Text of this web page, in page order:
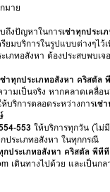
มาย
ถึงปัญหาในการเช่าทุกประ
ยมบริการในรูปแบบต่างๆไว้
ภทอสังหา ต้องประสบพบเจ
ช่าทุกประเภทอสังหา คริสตัล
ามเป็นจริง หากคลาดเคลื่อ
บริการตลอดระหว่างการเช่
553 ให้บริการทุกวัน (ไม่
ประเภทอสังหา ในทุกกรณี
กประเภทอสังหา คริสตัล พีที
เดินทางไปด้วย และเป็นก